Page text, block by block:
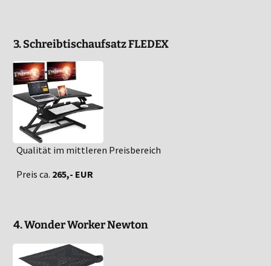
3. Schreibtischaufsatz FLEDEX
Qualität im mittleren Preisbereich
Preis ca. 265,- EUR
4. Wonder Worker Newton